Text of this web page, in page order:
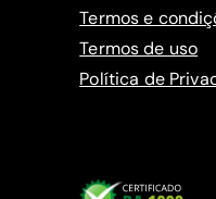
Termos e
Termos de uso
Política de